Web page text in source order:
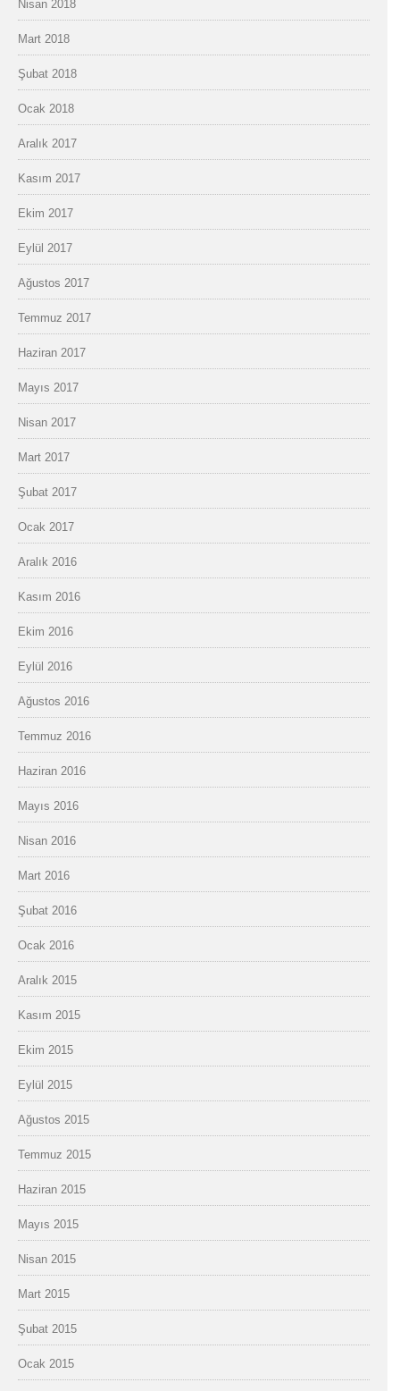
Nisan 2018
Mart 2018
Şubat 2018
Ocak 2018
Aralık 2017
Kasım 2017
Ekim 2017
Eylül 2017
Ağustos 2017
Temmuz 2017
Haziran 2017
Mayıs 2017
Nisan 2017
Mart 2017
Şubat 2017
Ocak 2017
Aralık 2016
Kasım 2016
Ekim 2016
Eylül 2016
Ağustos 2016
Temmuz 2016
Haziran 2016
Mayıs 2016
Nisan 2016
Mart 2016
Şubat 2016
Ocak 2016
Aralık 2015
Kasım 2015
Ekim 2015
Eylül 2015
Ağustos 2015
Temmuz 2015
Haziran 2015
Mayıs 2015
Nisan 2015
Mart 2015
Şubat 2015
Ocak 2015